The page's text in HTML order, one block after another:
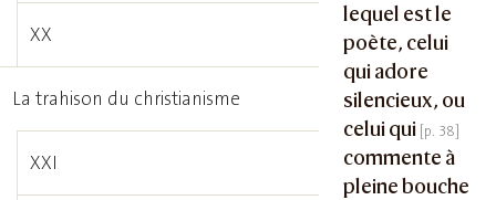
lequel est le
poète, celui
qui adore
silencieux, ou
celui qui
commente à
pleine bouche
XX
La trahison du christianisme
XXI